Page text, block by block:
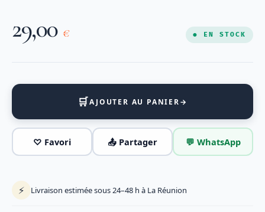
29,00 € ● EN STOCK
🛒AJOUTER AU PANIER→
♡ Favori 📤 Partager 💬 WhatsApp
⚡ Livraison estimée sous 24–48 h à La Réunion